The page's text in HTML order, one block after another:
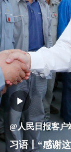
@人民日报客户
习语丨“感谢